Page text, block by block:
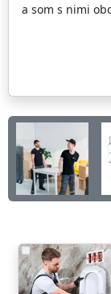
a som s nimi